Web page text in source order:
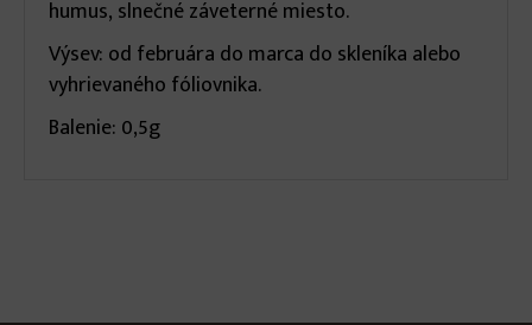
humus, slnečné záveterné miesto.
Výsev: od februára do marca do skleníka alebo
vyhrievaného fóliovnika.
Balenie: 0,5g